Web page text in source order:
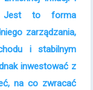
Jest to forma
zarządzania,
i stabilnym
inwestować z
na co zwracać